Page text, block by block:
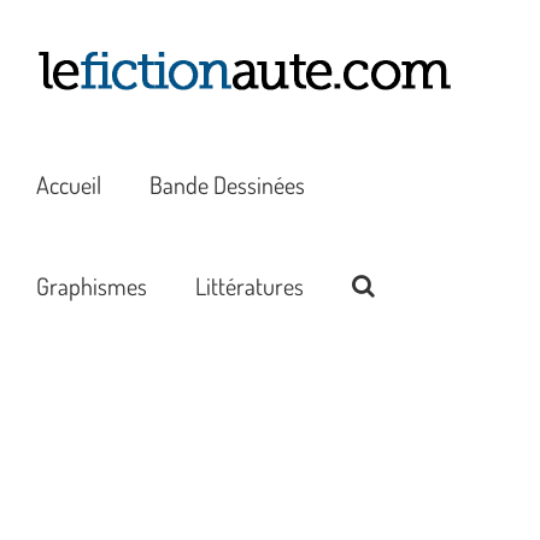
contenu
Accueil Bande Dessinées
Graphismes Littératures